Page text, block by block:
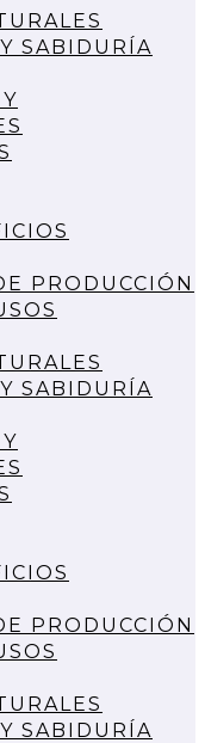
SABIDURÍA
PRODUCCIÓN
SABIDURÍA
PRODUCCIÓN
SABIDURÍA